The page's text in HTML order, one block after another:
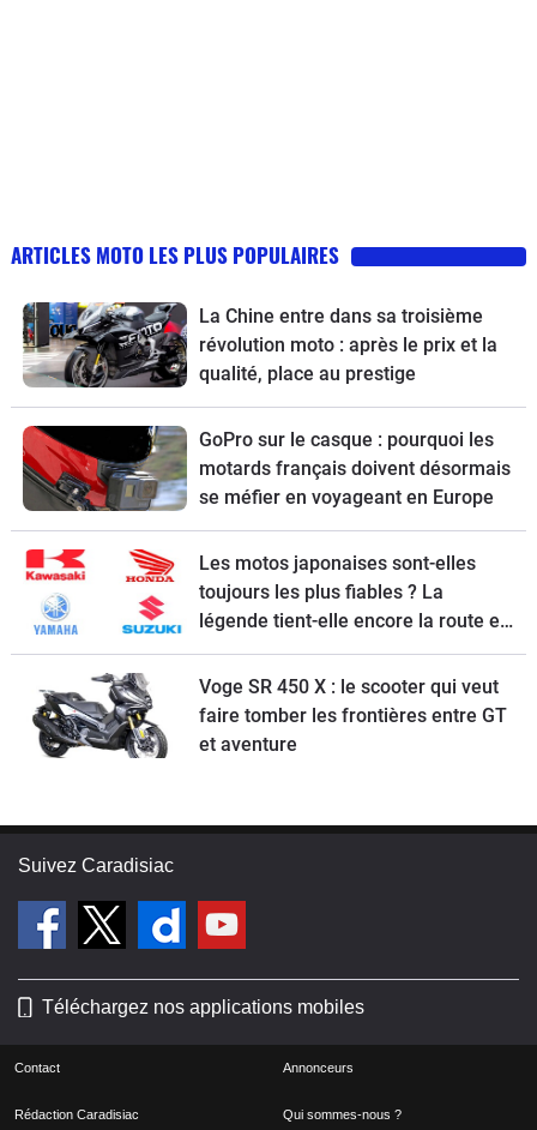
ARTICLES MOTO LES PLUS POPULAIRES
La Chine entre dans sa troisième
révolution moto : après le prix et la
qualité, place au prestige
GoPro sur le casque : pourquoi les
motards français doivent désormais
se méfier en voyageant en Europe
Les motos japonaises sont-elles
toujours les plus fiables ? La
légende tient-elle encore la route en
2026 ?
Voge SR 450 X : le scooter qui veut
faire tomber les frontières entre GT
et aventure
Suivez Caradisiac
Téléchargez nos applications mobiles
Contact Annonceurs
Rédaction Caradisiac Qui sommes-nous ?